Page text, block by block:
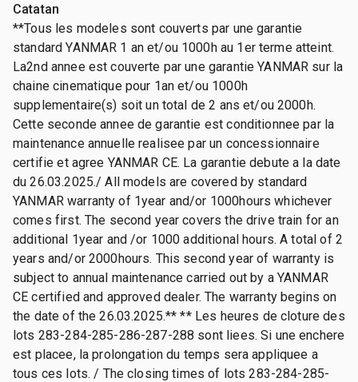
Catatan
**Tous les modeles sont couverts par une garantie
standard YANMAR 1 an et/ou 1000h au 1er terme atteint.
La2nd annee est couverte par une garantie YANMAR sur la
chaine cinematique pour 1an et/ou 1000h
supplementaire(s) soit un total de 2 ans et/ou 2000h.
Cette seconde annee de garantie est conditionnee par la
maintenance annuelle realisee par un concessionnaire
certifie et agree YANMAR CE. La garantie debute a la date
du 26.03.2025./ All models are covered by standard
YANMAR warranty of 1year and/or 1000hours whichever
comes first. The second year covers the drive train for an
additional 1year and /or 1000 additional hours. A total of 2
years and/or 2000hours. This second year of warranty is
subject to annual maintenance carried out by a YANMAR
CE certified and approved dealer. The warranty begins on
the date of the 26.03.2025.** ** Les heures de cloture des
lots 283-284-285-286-287-288 sont liees. Si une enchere
est placee, la prolongation du temps sera appliquee a
tous ces lots. / The closing times of lots 283-284-285-